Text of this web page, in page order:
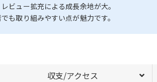
ビュー拡充による成長余地が大。
も取り組みやすい点が魅力です。
収支/アクセス